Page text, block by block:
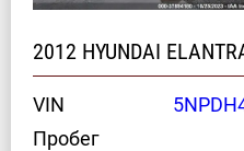
2012 HYUNDAI
VIN
Пробег